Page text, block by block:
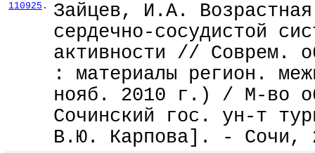
110925 .
Зайцев, И.А. Возрастная
сердечно-сосудистой
активности // Соврем.
: материалы регион.
нояб. 2010 г.) / М-во
Сочинский гос. ун-т
В.Ю. Карпова]. -